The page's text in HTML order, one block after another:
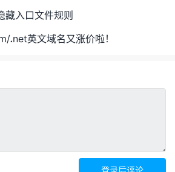
藏入口文件规则
.net英文域名又涨价啦！
登录后评论